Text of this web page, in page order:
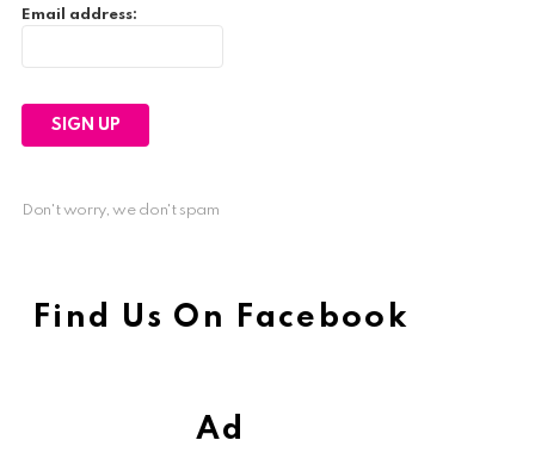
Email address:
Don't worry, we don't spam
Find Us On Facebook
Ad